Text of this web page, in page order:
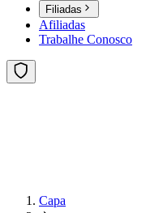
Filiadas
Afiliadas
Trabalhe Conosco
Capa